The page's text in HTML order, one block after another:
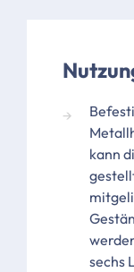
kann
sechs